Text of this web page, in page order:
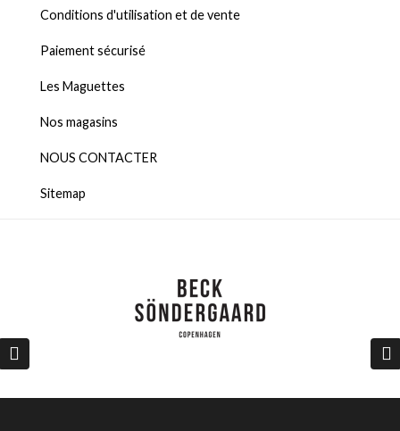
Conditions d'utilisation et de vente
Paiement sécurisé
Les Maguettes
Nos magasins
NOUS CONTACTER
Sitemap